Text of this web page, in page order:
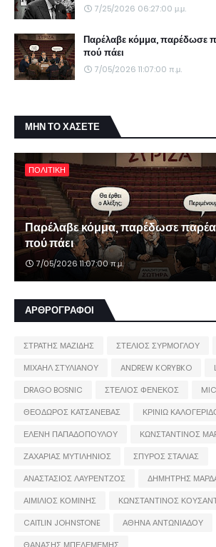
7/25/2026 06:27:00 μ.μ.
Παρέλαβε κόμμα, παρέδωσε
πού πάει
7/05/2026 11:07:00 π.μ.
ΜΗΝ ΤΟ ΧΑΣΕΤΕ
ΠΟΛΙΤΙΚΗ
Παρέλαβε κόμμα, παρέδωσε παρέα
πού πάει
7/05/2026 11:07:00 π.μ.
ΑΡΘΡΟΓΡΑΦΟΙ
ΣΤΡΑΤΗΣ ΜΑΖΙΔΗΣ ΣΤΕΛΙΟΣ ΣΥΡΜΟΓΛΟΥ
ΜΙΧΑΗΛ ΣΤΥΛΙΑΝΟΥ
ANDREW KORYBKO
DRAGO BOSNIC
ΣΤΕΛΙΟΣ ΦΕΝΕΚΟΣ
ΘΕΟΔΩΡΟΣ ΚΑΤΣΑΝΕΒΑΣ
ΚΡΙΝΙΩ
ΕΛΕΝΗ ΠΑΠΑΔΟΠΟΥΛΟΥ
ΚΩΝΣΤΑΝΤΙΝΟΣ
ΖΑΧΑΡΙΑΣ ΜΥΤΙΛΗΝΙΟΣ
ΣΠΥΡΟΣ ΣΤΑΛΙΑΣ
ΑΝΑΣΤΑΣΙΟΣ ΛΑΥΡΕΝΤΖΟΣ
ΔΗΜΗΤΡΗΣ
ΑΙΜΙΛΙΟΣ ΚΟΜΙΝΗΣ
ΚΩΝΣΤΑΝΤΙΝΟΣ
CAITLIN JOHNSTONE
ΑΘΗΝΑ ΑΝΤΩΝΙΑΔΟΥ